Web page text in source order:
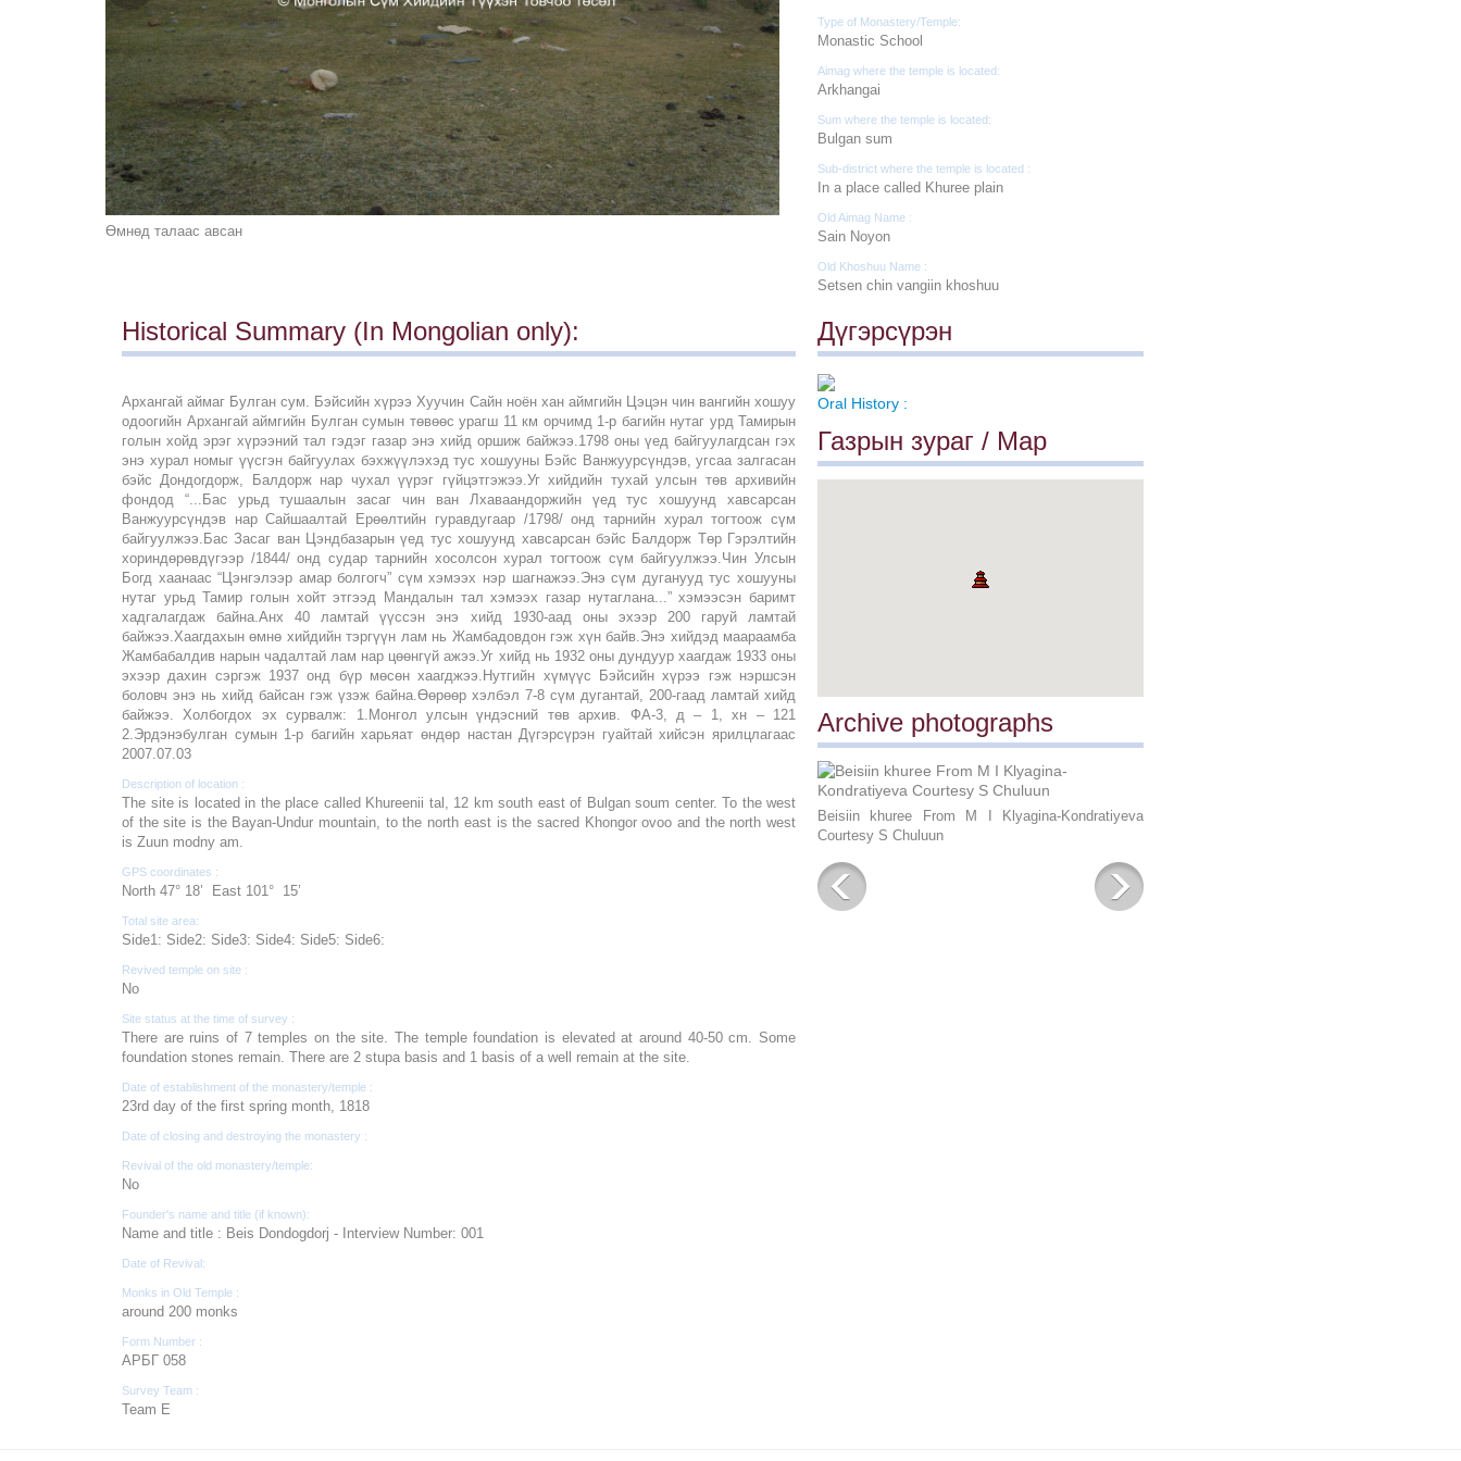
Өмнөд талаас авсан
Type of Monastery/Temple:
Monastic School
Aimag where the temple is located:
Arkhangai
Sum where the temple is located:
Bulgan sum
Sub-district where the temple is located :
In a place called Khuree plain
Old Aimag Name :
Sain Noyon
Old Khoshuu Name :
Setsen chin vangiin khoshuu
Historical Summary (In Mongolian only):
Архангай аймаг Булган сум. Бэйсийн хүрээ Хуучин Сайн ноён хан аймгийн Цэцэн чин вангийн хошуу
одоогийн Архангай аймгийн Булган сумын төвөөс урагш 11 км орчимд 1-р багийн нутаг урд Тамирын
голын хойд эрэг хүрээний тал гэдэг газар энэ хийд оршиж байжээ.1798 оны үед байгуулагдсан гэх
энэ хурал номыг үүсгэн байгуулах бэхжүүлэхэд тус хошууны Бэйс Ванжуурсүндэв, угсаа залгасан
бэйс Дондогдорж, Балдорж нар чухал үүрэг гүйцэтгэжээ.Уг хийдийн тухай улсын төв архивийн
фондод “...Бас урьд тушаалын засаг чин ван Лхаваандоржийн үед тус хошуунд хавсарсан
Ванжуурсүндэв нар Сайшаалтай Ерөөлтийн гуравдугаар /1798/ онд тарнийн хурал тогтоож сүм
байгуулжээ.Бас Засаг ван Цэндбазарын үед тус хошуунд хавсарсан бэйс Балдорж Төр Гэрэлтийн
хориндөрөвдүгээр /1844/ онд судар тарнийн хосолсон хурал тогтоож сүм байгуулжээ.Чин Улсын
Богд хаанаас “Цэнгэлээр амар болгогч” сүм хэмээх нэр шагнажээ.Энэ сүм дуганууд тус хошууны
нутаг урьд Тамир голын хойт этгээд Мандалын тал хэмээх газар нутаглана...” хэмээсэн баримт
хадгалагдаж байна.Анх 40 ламтай үүссэн энэ хийд 1930-аад оны эхээр 200 гаруй ламтай
байжээ.Хаагдахын өмнө хийдийн тэргүүн лам нь Жамбадовдон гэж хүн байв.Энэ хийдэд маараамба
Жамбабалдив нарын чадалтай лам нар цөөнгүй ажээ.Уг хийд нь 1932 оны дундуур хаагдаж 1933 оны
эхээр дахин сэргэж 1937 онд бүр мөсөн хаагджээ.Нутгийн хүмүүс Бэйсийн хүрээ гэж нэршсэн
боловч энэ нь хийд байсан гэж үзэж байна.Өөрөөр хэлбэл 7-8 сүм дугантай, 200-гаад ламтай хийд
байжээ. Холбогдох эх сурвалж: 1.Монгол улсын үндэсний төв архив. ФА-3, д – 1, хн – 121
2.Эрдэнэбулган сумын 1-р багийн харьяат өндөр настан Дүгэрсүрэн гуайтай хийсэн ярилцлагаас
2007.07.03
Description of location :
The site is located in the place called Khureenii tal, 12 km south east of Bulgan soum center. To the west
of the site is the Bayan-Undur mountain, to the north east is the sacred Khongor ovoo and the north west
is Zuun modny am.
GPS coordinates :
North 47° 18’ East 101° 15’
Total site area:
Side1: Side2: Side3: Side4: Side5: Side6:
Revived temple on site :
No
Site status at the time of survey :
There are ruins of 7 temples on the site. The temple foundation is elevated at around 40-50 cm. Some
foundation stones remain. There are 2 stupa basis and 1 basis of a well remain at the site.
Date of establishment of the monastery/temple :
23rd day of the first spring month, 1818
Date of closing and destroying the monastery :
Revival of the old monastery/temple:
No
Founder's name and title (if known):
Name and title : Beis Dondogdorj - Interview Number: 001
Date of Revival:
Monks in Old Temple :
around 200 monks
Form Number :
АРБГ 058
Survey Team :
Team E
Дүгэрсүрэн
Oral History :
Газрын зураг / Map
Archive photographs
Beisiin khuree From M I Klyagina-Kondratiyeva
Courtesy S Chuluun